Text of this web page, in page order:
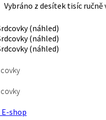
Vybráno z desítek tisíc
shop